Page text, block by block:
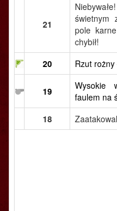
21
świetnym
pole
chybił!
20
Rzut
19
Wysokie
faulem na
18